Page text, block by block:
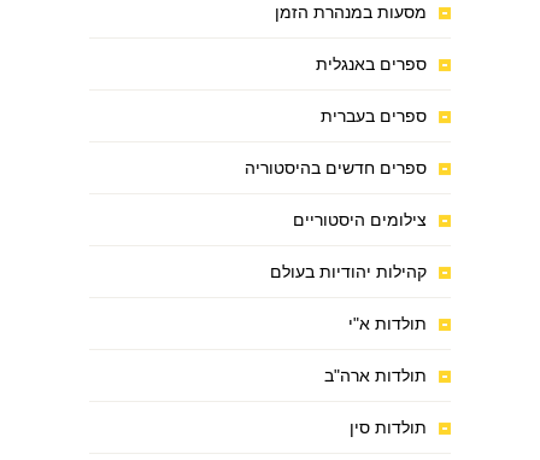
מסעות במנהרת הזמן
ספרים באנגלית
ספרים בעברית
ספרים חדשים בהיסטוריה
צילומים היסטוריים
קהילות יהודיות בעולם
תולדות א"י
תולדות ארה"ב
תולדות סין